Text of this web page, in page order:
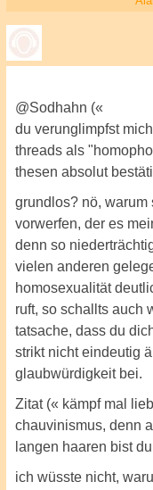
@Sodhahn («
du verunglimpfst
threads als
thesen absolut
grundlos? nö,
vorwerfen, der es
denn so
vielen anderen
homosexualität
ruft, so schallts auch
tatsache, dass du
strikt nicht eindeutig
glaubwürdigkeit bei.
Zitat (« kämpf mal
chauvinismus, denn
langen haaren bist
ich wüsste nicht,